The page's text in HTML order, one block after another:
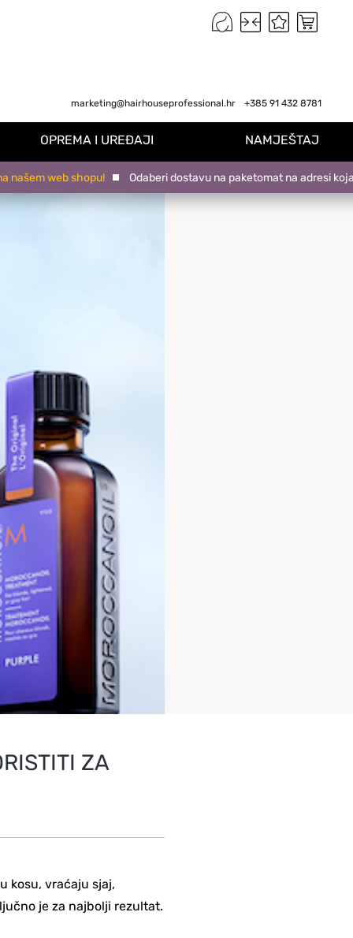
marketing@hairhouseprofessional.hr +385 91 432 8781
OPREMA I UREĐAJI NAMJEŠTAJ
web shopu! Odaberi dostavu na paketomat na adresi koja ti
ZA
kosu, vraćaju sjaj,
je za najbolji rezultat.